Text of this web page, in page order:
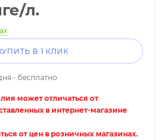
/л.
В 1 КЛИК
- бесплатно
может отличаться от
в интернет-магазине
от цен в розничных магазинах.